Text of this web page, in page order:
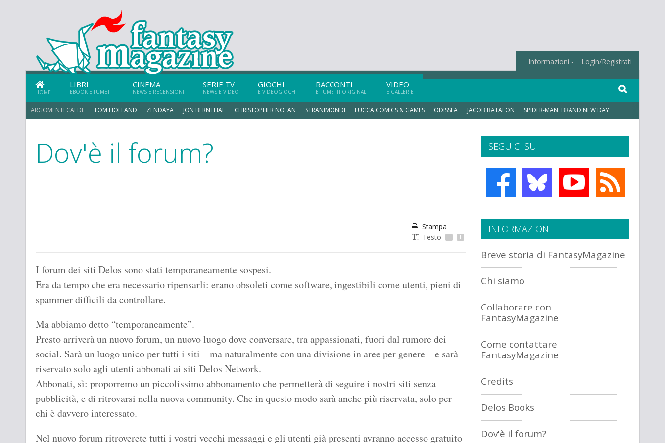
Informazioni Login/Registrati
HOME
LIBRI
EBOOK E FUMETTI
CINEMA
NEWS E RECENSIONI
SERIE TV
NEWS E VIDEO
GIOCHI
E VIDEOGIOCHI
RACCONTI
E FUMETTI ORIGINALI
VIDEO
E GALLERIE
ARGOMENTI CALDI: TOM HOLLAND ZENDAYA JON BERNTHAL CHRISTOPHER NOLAN STRANIMONDI LUCCA COMICS & GAMES ODISSEA JACOB BATALON SPIDER-MAN: BRAND NEW DAY
Dov'è il forum?
Stampa
Testo
- +
I forum dei siti Delos sono stati temporaneamente sospesi.
Era da tempo che era necessario ripensarli: erano obsoleti come software, ingestibili come utenti, pieni di
spammer difficili da controllare.
Ma abbiamo detto “temporaneamente”.
Presto arriverà un nuovo forum, un nuovo luogo dove conversare, tra appassionati, fuori dal rumore dei
social. Sarà un luogo unico per tutti i siti – ma naturalmente con una divisione in aree per genere – e sarà
riservato solo agli utenti abbonati ai siti Delos Network.
Abbonati, sì: proporremo un piccolissimo abbonamento che permetterà di seguire i nostri siti senza
pubblicità, e di ritrovarsi nella nuova community. Che in questo modo sarà anche più riservata, solo per
chi è davvero interessato.
Nel nuovo forum ritroverete tutti i vostri vecchi messaggi e gli utenti già presenti avranno accesso gratuito
SEGUICI SU
INFORMAZIONI
Breve storia di FantasyMagazine
Chi siamo
Collaborare con
FantasyMagazine
Come contattare
FantasyMagazine
Credits
Delos Books
Dov'è il forum?